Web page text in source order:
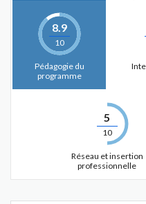
8.9
10
Pédagogie du
programme
5
10
Réseau et insertion
professionnelle